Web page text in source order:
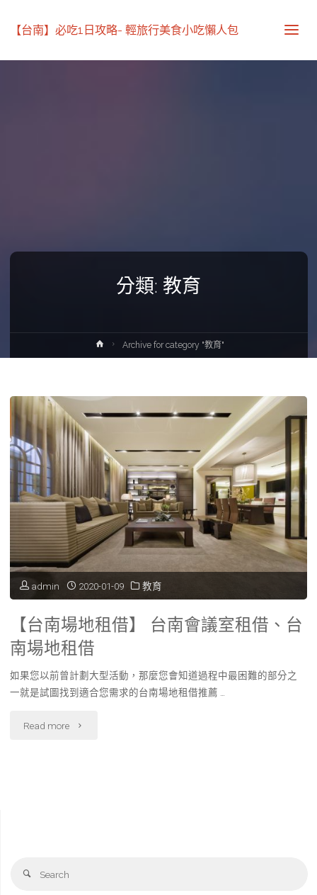
【台南】必吃1日攻略- 輕旅行美食小吃懶人包
分類: 教育
HomeArchive for category "教育"
admin 2020-01-09 教育
【台南場地租借】 台南會議室租借、台
南場地租借
如果您以前曾計劃大型活動，那麼您會知道過程中最困難的部分之
一就是試圖找到適合您需求的台南場地租借推薦 …
Read more "【台
Search